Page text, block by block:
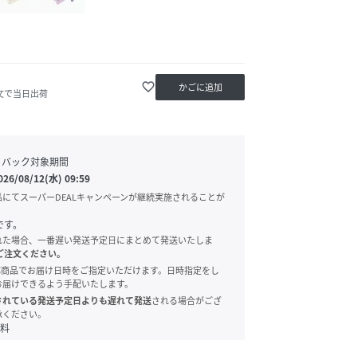
で当日出荷
favorite_border かごに追加
ック対象期間
08/12(水) 09:59
てスーパーDEALキャンペーンが継続実施されることが
。
場合、一番遅い発送予定日にまとめて発送いたしま
文ください。
品でお届け日時をご指定いただけます。日時指定をし
けできるよう手配いたします。
ている発送予定日よりも遅れて発送される場合がござ
ださい。